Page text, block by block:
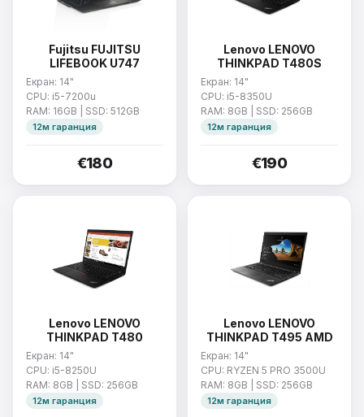
Fujitsu FUJITSU
LIFEBOOK U747
Екран: 14"
CPU: i5-7200u
RAM: 16GB | SSD: 512GB
12м гаранция
€180
Lenovo LENOVO
THINKPAD T480S
Екран: 14"
CPU: i5-8350U
RAM: 8GB | SSD: 256GB
12м гаранция
€190
Lenovo LENOVO
THINKPAD T480
Екран: 14"
CPU: i5-8250U
RAM: 8GB | SSD: 256GB
12м гаранция
Lenovo LENOVO
THINKPAD T495 AMD
Екран: 14"
CPU: RYZEN 5 PRO 3500U
RAM: 8GB | SSD: 256GB
12м гаранция